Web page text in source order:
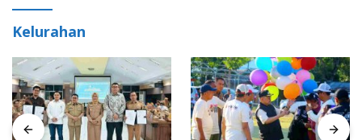
Kelurahan